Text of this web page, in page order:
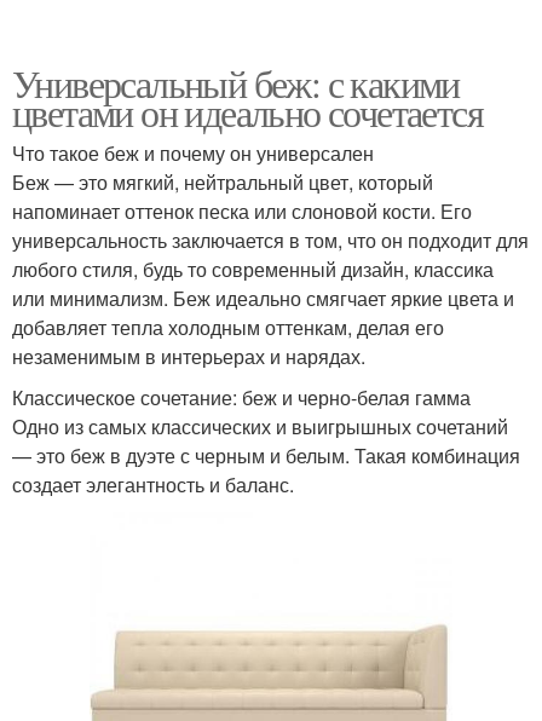
Универсальный беж: с какими
цветами он идеально сочетается
Что такое беж и почему он универсален
Беж — это мягкий, нейтральный цвет, который
напоминает оттенок песка или слоновой кости. Его
универсальность заключается в том, что он подходит для
любого стиля, будь то современный дизайн, классика
или минимализм. Беж идеально смягчает яркие цвета и
добавляет тепла холодным оттенкам, делая его
незаменимым в интерьерах и нарядах.
Классическое сочетание: беж и черно-белая гамма
Одно из самых классических и выигрышных сочетаний
— это беж в дуэте с черным и белым. Такая комбинация
создает элегантность и баланс.